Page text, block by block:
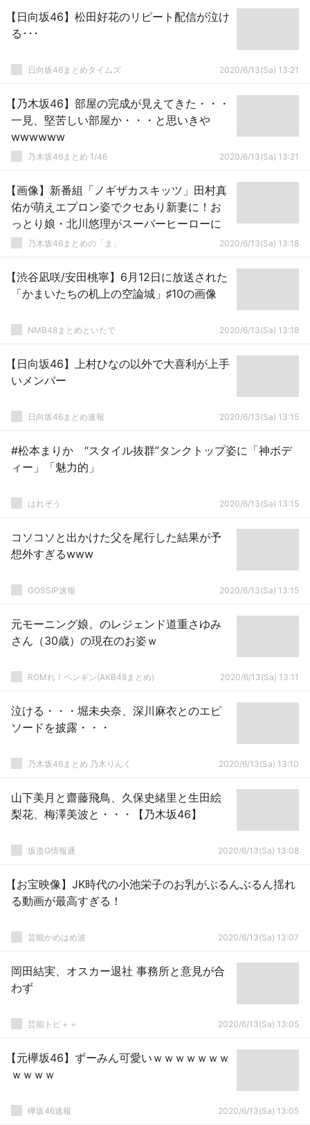
【日向坂46】松田好花のリピート配信が泣け
る･･･
日向坂46まとめタイムズ 2020/6/13(Sa) 13:21
【乃木坂46】部屋の完成が見えてきた・・・
一見、堅苦しい部屋か・・・と思いきや
wwwwww
乃木坂46まとめ 1/46 2020/6/13(Sa) 13:21
【画像】新番組「ノギザカスキッツ」田村真
佑が萌えエプロン姿でクセあり新妻に！お
っとり娘・北川悠理がスーパーヒーローに
乃木坂46まとめの「ま」 2020/6/13(Sa) 13:18
【渋谷凪咲/安田桃寧】6月12日に放送された
「かまいたちの机上の空論城」♯10の画像
NMB48まとめといたで 2020/6/13(Sa) 13:18
【日向坂46】上村ひなの以外で大喜利が上手
いメンバー
日向坂46まとめ速報 2020/6/13(Sa) 13:15
#松本まりか “スタイル抜群”タンクトップ姿に「神ボデ
ィー」「魅力的」
はれぞう 2020/6/13(Sa) 13:15
コソコソと出かけた父を尾行した結果が予
想外すぎるwww
GOSSIP速報 2020/6/13(Sa) 13:15
元モーニング娘。のレジェンド道重さゆみ
さん（30歳）の現在のお姿ｗ
ROMれ！ペンギン(AKB48まとめ) 2020/6/13(Sa) 13:11
泣ける・・・堀未央奈、深川麻衣とのエピ
ソードを披露・・・
乃木坂46まとめ 乃木りんく 2020/6/13(Sa) 13:10
山下美月と齋藤飛鳥、久保史緒里と生田絵
梨花、梅澤美波と・・・【乃木坂46】
坂道G情報通 2020/6/13(Sa) 13:08
【お宝映像】JK時代の小池栄子のお乳がぶるんぶるん揺れ
る動画が最高すぎる！
芸能かめはめ波 2020/6/13(Sa) 13:07
岡田結実、オスカー退社 事務所と意見が合
わず
芸能トピ＋＋ 2020/6/13(Sa) 13:05
【元欅坂46】ずーみん可愛いｗｗｗｗｗｗｗ
ｗｗｗｗ
欅坂46速報 2020/6/13(Sa) 13:05